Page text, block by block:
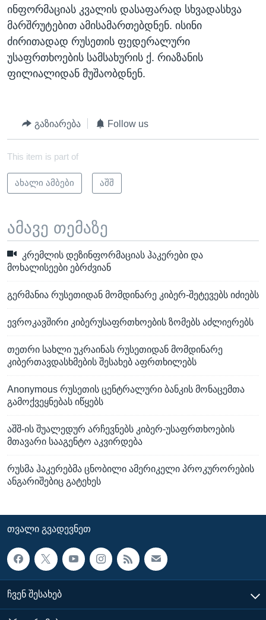
ინფორმაციას კვალის დასაფარად სხვადასხვა
მარშრუტებით ამისამართებდნენ. ისინი
ძირითადად რუსეთის ფედერალური
უსაფრთხოების სამსახურის ქ. რიაზანის
ფილიალიდან მუშაობდნენ.
გაზიარება Follow us
This item is part of
ახალი ამბები აშშ
ამავე თემაზე
კრემლის დეზინფორმაციას ჰაკერები და
მოხალისეები ებრძვიან
გერმანია რუსეთიდან მომდინარე კიბერ-შეტევებს იძიებს
ევროკავშირი კიბერუსაფრთხოების ზომებს აძლიერებს
თეთრი სახლი უკრაინას რუსეთიდან მომდინარე
კიბერთავდასხმების შესახებ აფრთხილებს
Anonymous რუსეთის ცენტრალური ბანკის მონაცემთა
გამოქვეყნებას იწყებს
აშშ-ის შუალედურ არჩევნებს კიბერ-უსაფრთხოების
მთავარი სააგენტო აკვირდება
რუსმა ჰაკერებმა ცნობილი ამერიკელი პროკურორების
ანგარიშებიც გატეხეს
ᲗᲕᲐᲚᲘ ᲒᲕᲐᲓᲔᲕᲜᲔᲗ
ᲩᲕᲔᲜ ᲨᲔᲡᲐᲮᲔᲑ